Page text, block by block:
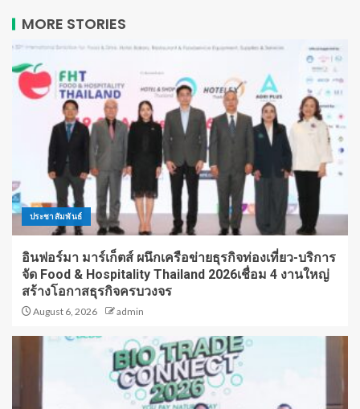
MORE STORIES
ประชาสัมพันธ์
อินฟอร์มา มาร์เก็ตส์ ผนึกเครือข่ายธุรกิจท่องเที่ยว-บริการ
จัด Food & Hospitality Thailand 2026เชื่อม 4 งานใหญ่
สร้างโอกาสธุรกิจครบวงจร
August 6, 2026 admin